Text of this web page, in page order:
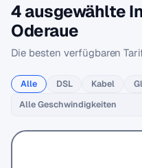
4 ausgewählte
Oderaue
Die besten verfügbaren
Alle DSL Kabel